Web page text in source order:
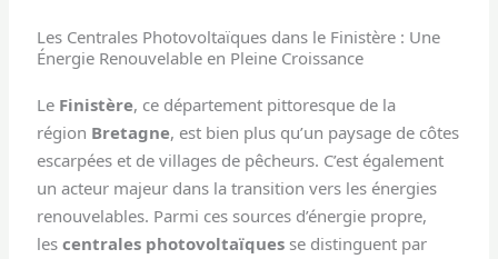
Les Centrales Photovoltaïques dans le Finistère : Une
Énergie Renouvelable en Pleine Croissance
Le Finistère, ce département pittoresque de la
région Bretagne, est bien plus qu’un paysage de côtes
escarpées et de villages de pêcheurs. C’est également
un acteur majeur dans la transition vers les énergies
renouvelables. Parmi ces sources d’énergie propre,
lescentrales photovoltaïques se distinguent par